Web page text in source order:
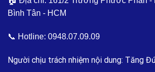
Bình Tân - HCM
📞 Hotline: 0948.07.09.09
Người chịu trách nhiệm nội dung: Tăng